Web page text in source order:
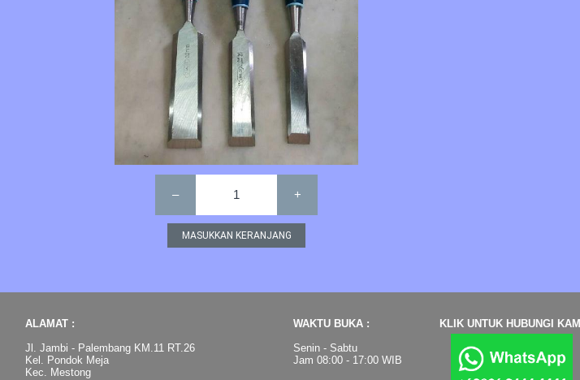
– 1 +
ALAMAT :
Jl. Jambi - Palembang KM.11 RT.26
Kel. Pondok Meja
Kec. Mestong
WAKTU BUKA :
Senin - Sabtu
Jam 08:00 - 17:00 WIB
KLIK UNTUK HUBUNGI KAMI